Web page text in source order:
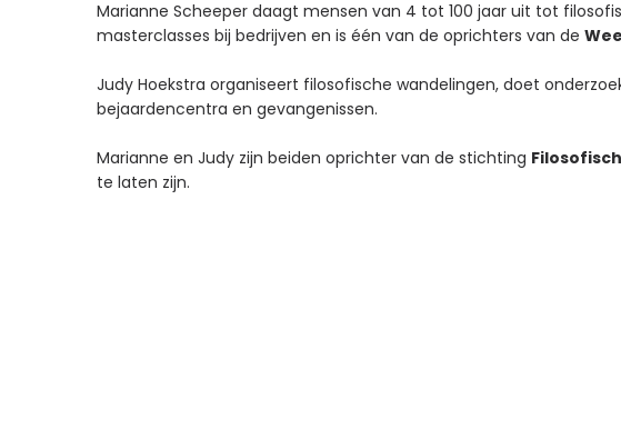
Marianne Scheeper daagt mensen van 4 tot 100 jaar uit tot
masterclasses bij bedrijven en is één van de oprichters van de
Judy Hoekstra organiseert filosofische wandelingen, doet
bejaardencentra en gevangenissen.
Marianne en Judy zijn beiden oprichter van de stichting
te laten zijn.